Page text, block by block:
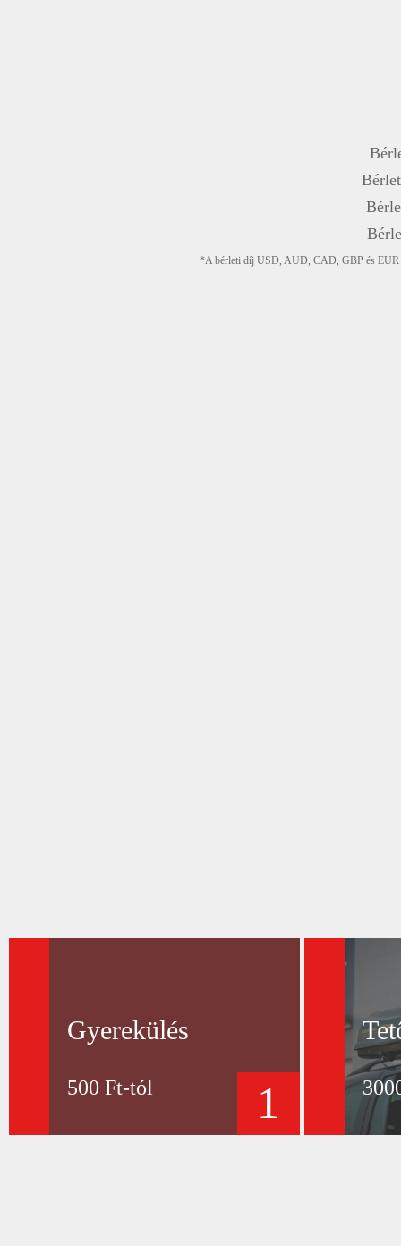
*A bérleti díj USD, AUD, CAD, GBP és EUR
Gyerekülés
500 Ft-tól 1